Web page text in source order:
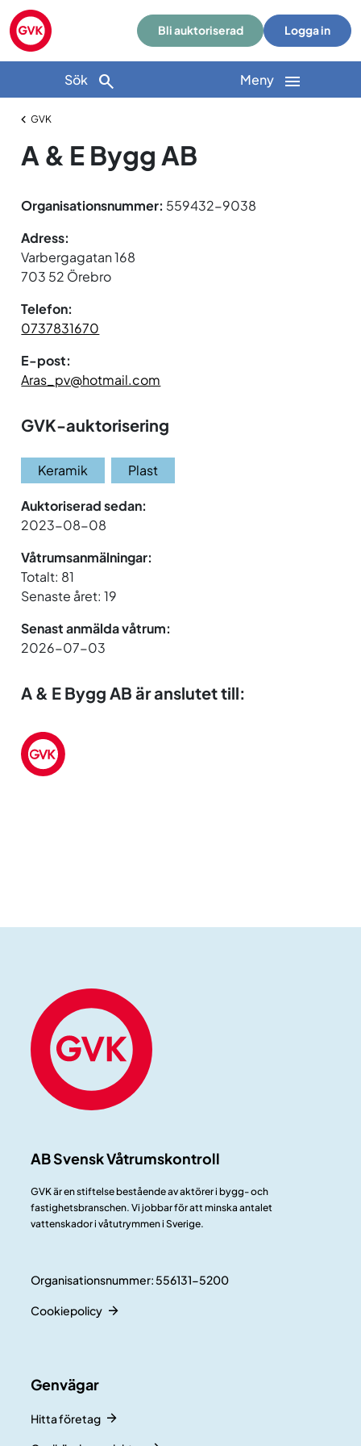
Bli auktoriserad Logga in
Sök Meny
GVK
A & E Bygg AB
Organisationsnummer: 559432-9038
Adress:
Varbergagatan 168
703 52 Örebro
Telefon:
0737831670
E-post:
Aras_pv@hotmail.com
GVK-auktorisering
Keramik Plast
Auktoriserad sedan:
2023-08-08
Våtrumsanmälningar:
Totalt: 81
Senaste året: 19
Senast anmälda våtrum:
2026-07-03
A & E Bygg AB är anslutet till:
AB Svensk Våtrumskontroll
GVK är en stiftelse bestående av aktörer i bygg- och
fastighetsbranschen. Vi jobbar för att minska antalet
vattenskador i våtutrymmen i Sverige.
Organisationsnummer: 556131-5200
Cookiepolicy
Genvägar
Hitta företag